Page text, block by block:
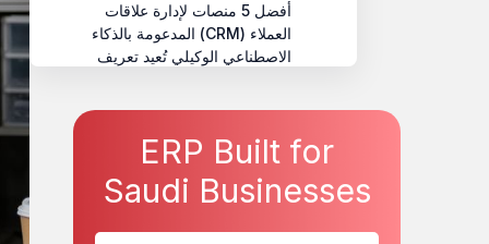
أفضل 5 منصات لإدارة علاقات
العملاء (CRM) المدعومة بالذكاء
الاصطناعي الوكيلي تُعيد تعريف
مقارنة منصات CRM المعتمدة
على الذكاء الاصطناعي الوكيلي
ERP Built for
Saudi Businesses